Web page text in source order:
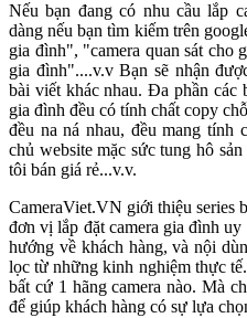
Nếu bạn đang có nhu cầu lắp
dàng nếu bạn tìm kiếm trên
gia đình", "camera quan sát cho
gia đình"....v.v Bạn sẽ nhận
bài viết khác nhau. Đa phần các
gia đình đều có tính chất copy
đều na ná nhau, đều mang tính
chủ website mặc sức tung hô
tôi bán giá rẻ...v.v.
CameraViet.VN giới thiệu series
đơn vị lắp đặt camera gia đình
hướng về khách hàng, và nội
lọc từ những kinh nghiệm thực
bất cứ 1 hãng camera nào. Mà
để giúp khách hàng có sự lựa